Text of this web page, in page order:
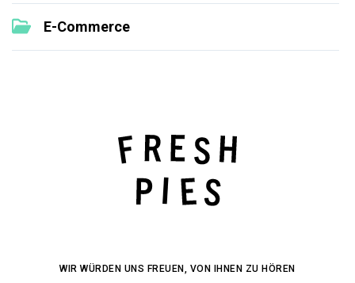
E-Commerce
WIR WÜRDEN UNS FREUEN, VON IHNEN ZU HÖREN